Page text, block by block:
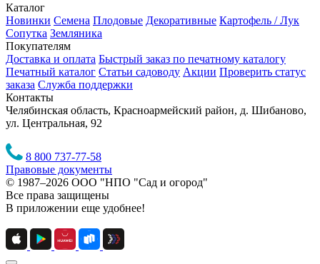
Каталог
Новинки Семена Плодовые Декоративные Картофель / Лук
Сопутка Земляника
Покупателям
Доставка и оплата Быстрый заказ по печатному каталогу
Печатный каталог Статьи садоводу Акции Проверить статус
заказа Служба поддержки
Контакты
Челябинская область, Красноармейский район, д. Шибаново,
ул. Центральная, 92
8 800 737-77-58
Правовые документы
© 1987–2026 ООО "НПО "Сад и огород"
Все права защищены
В приложении еще удобнее!